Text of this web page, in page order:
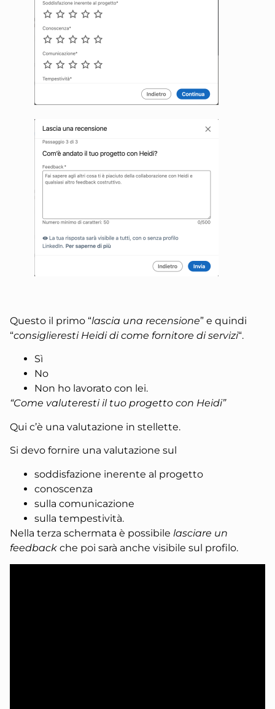
Questo il primo “lascia una recensione” e quindi
“consiglieresti Heidi di come fornitore di servizi“.
Sì
No
Non ho lavorato con lei.
“Come valuteresti il tuo progetto con Heidi”
Qui c’è una valutazione in stellette.
Si devo fornire una valutazione sul
soddisfazione inerente al progetto
conoscenza
sulla comunicazione
sulla tempestività.
Nella terza schermata è possibile lasciare un
feedback che poi sarà anche visibile sul profilo.